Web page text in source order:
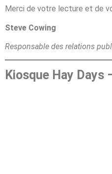
Merci de votre lecture et de
Steve Cowing
Responsable des relations
Kiosque Hay Days